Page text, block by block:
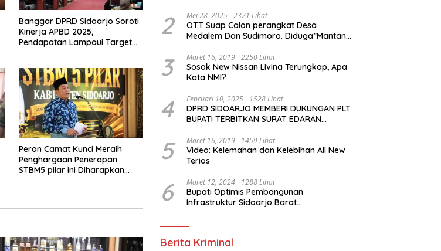
Banggar DPRD Sidoarjo Soroti
Kinerja APBD 2025,
Pendapatan Lampaui Target
Peran Camat Kunci Meraih
Penghargaan Penerapan
STBM5 pilar ini Diharapkan
2 Mei 28, 2025 2321 Lihat
OTT Suap Calon perangkat Desa
Medalem Dan Sudimoro. Diduga”Mantan
3 Maret 16, 2019 2250 Lihat
Sosok New Nissan Livina Terungkap, Apa
Kata NMI?
4 Februari 10, 2025 1528 Lihat
DPRD SIDOARJO MEMBERI DUKUNGAN PLT
BUPATI TERBITKAN SURAT EDARAN
(ODL) TK, PAUD, SD, SMP/MTS KELUAR
KOTA
5 Maret 16, 2019 1459 Lihat
Video: Kelemahan dan Kelebihan All New
Terios
6 Maret 12, 2024 1288 Lihat
Bupati Optimis Pembangunan
Infrastruktur Sidoarjo Barat
Berita Kriminal